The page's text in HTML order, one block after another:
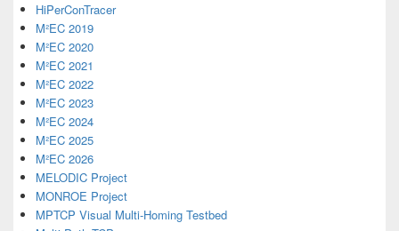
HiPerConTracer
M²EC 2019
M²EC 2020
M²EC 2021
M²EC 2022
M²EC 2023
M²EC 2024
M²EC 2025
M²EC 2026
MELODIC Project
MONROE Project
MPTCP Visual Multi-Homing Testbed